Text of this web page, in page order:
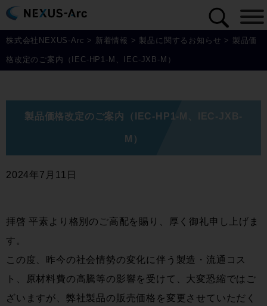
株式会社NEXUS-Arc > 新着情報 > 製品に関するお知らせ > 製品価
格改定のご案内（IEC-HP1-M、IEC-JXB-M）
製品価格改定のご案内（IEC-HP1-M、IEC-JXB-
M）
2024年7月11日
拝啓 平素より格別のご高配を賜り、厚く御礼申し上げま
す。
この度、昨今の社会情勢の変化に伴う製造・流通コス
ト、原材料費の高騰等の影響を受けて、大変恐縮ではご
ざいますが、弊社製品の販売価格を変更させていただく